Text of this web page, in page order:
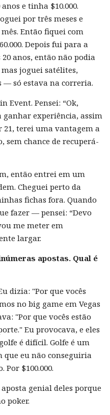
e tinha $10.000.
por três meses e
Então fiquei com
Depois fui para a
anos, então não podia
joguei satélites,
— só estava na correria.
Event. Pensei: “Ok,
experiência, assim
terei uma vantagem a
sem chance de recuperá-
então entrei em um
Cheguei perto da
fichas fora. Quando
fazer — pensei: “Devo
me meter em
largar.
apostas. Qual é
dizia: "Por que vocês
no big game em Vegas
"Por que vocês estão
Eu provocava, e eles
é difícil. Golfe é um
que eu não conseguiria
$100.000.
genial deles porque
poker.